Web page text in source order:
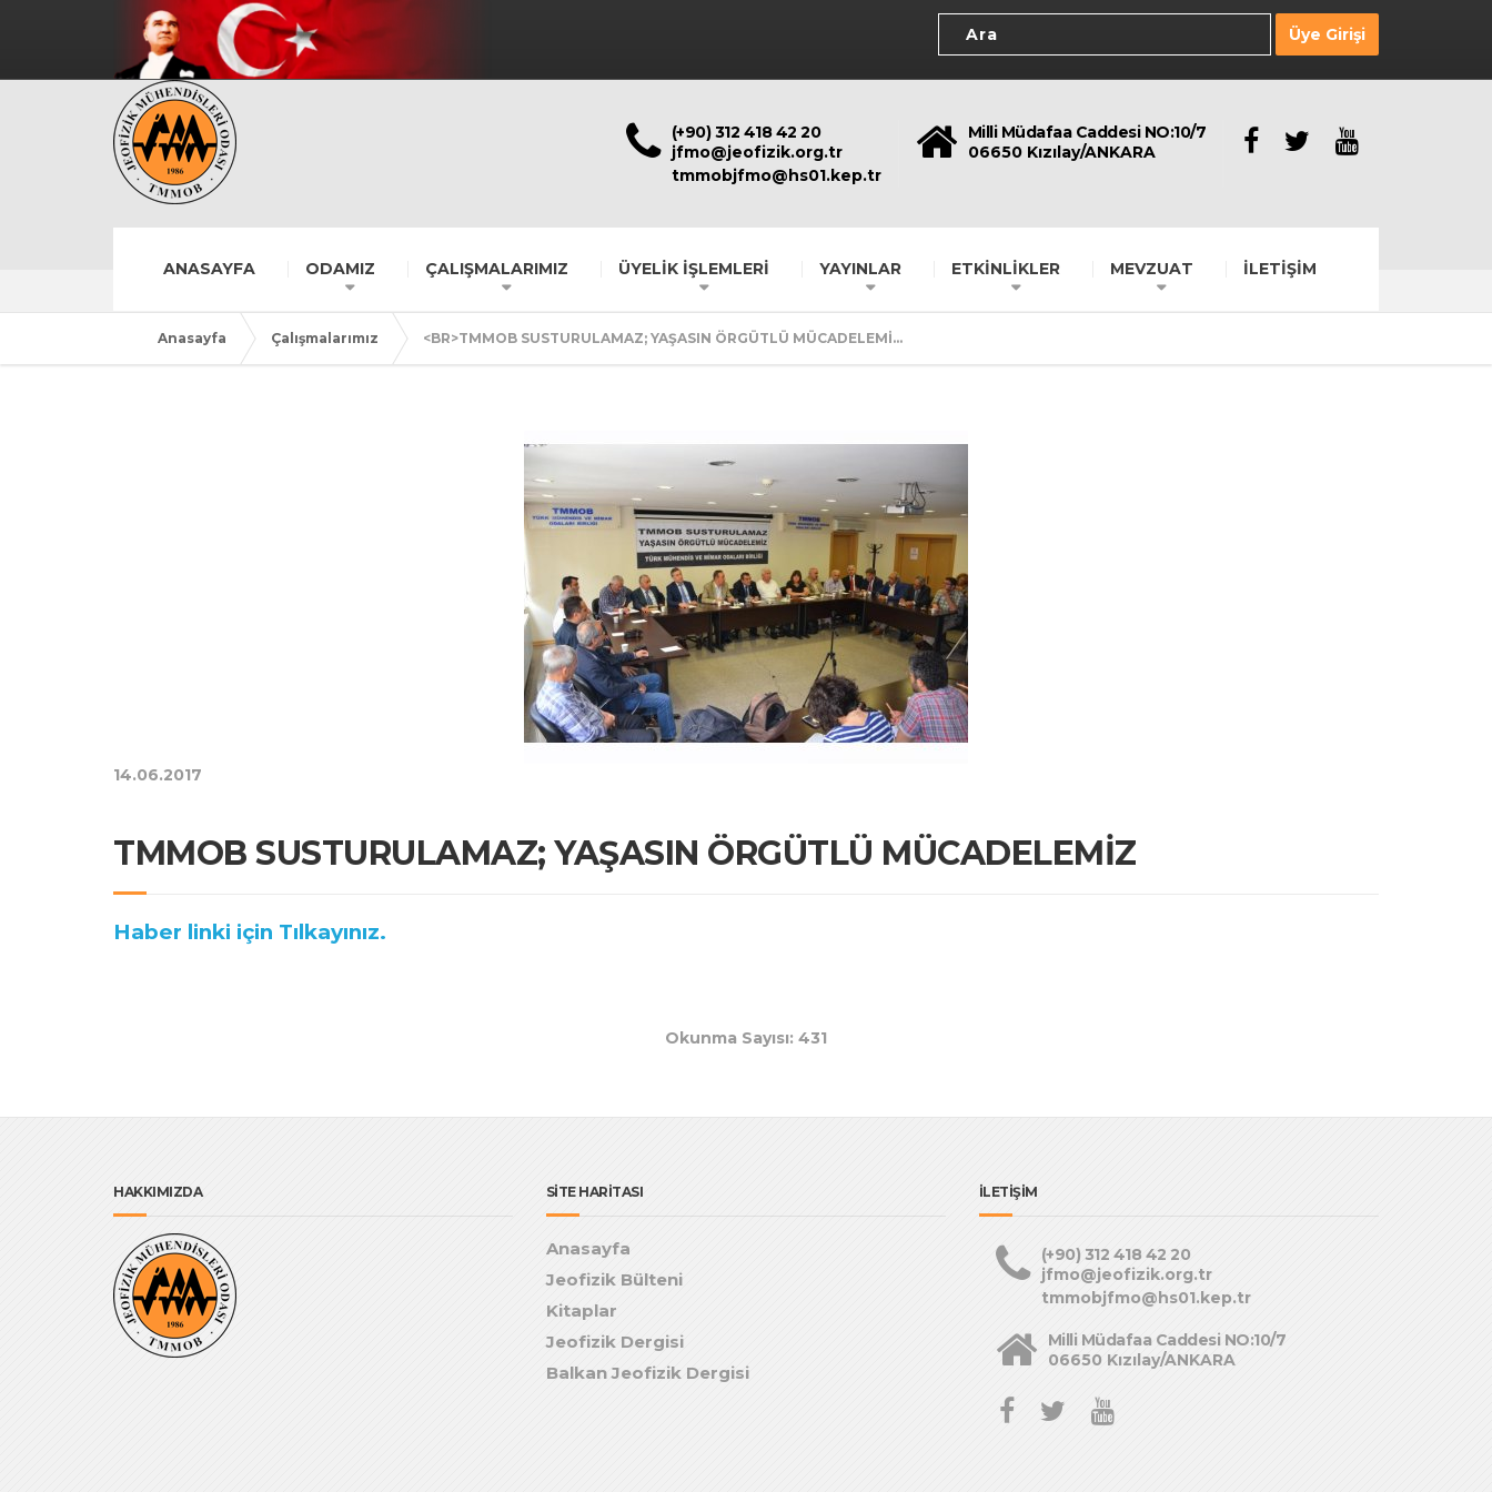
Üye Girişi
(+90) 312 418 42 20
jfmo@jeofizik.org.tr
tmmobjfmo@hs01.kep.tr
Milli Müdafaa Caddesi NO:10/7
06650 Kızılay/ANKARA
ANASAYFA ODAMIZ ÇALIŞMALARIMIZ ÜYELİK İŞLEMLERİ YAYINLAR ETKİNLİKLER MEVZUAT İLETİŞİM
Anasayfa Çalışmalarımız <BR>TMMOB SUSTURULAMAZ; YAŞASIN ÖRGÜTLÜ MÜCADELEMİ...
14.06.2017
TMMOB SUSTURULAMAZ; YAŞASIN ÖRGÜTLÜ MÜCADELEMİZ
Haber linki için Tılkayınız.
Okunma Sayısı: 431
HAKKIMIZDA SİTE HARİTASI
Anasayfa
Jeofizik Bülteni
Kitaplar
Jeofizik Dergisi
Balkan Jeofizik Dergisi
İLETİŞİM
(+90) 312 418 42 20
jfmo@jeofizik.org.tr
tmmobjfmo@hs01.kep.tr
Milli Müdafaa Caddesi NO:10/7
06650 Kızılay/ANKARA